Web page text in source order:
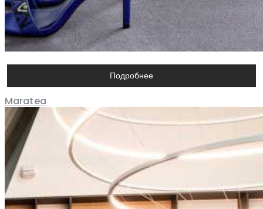
Подробнее
Maratea